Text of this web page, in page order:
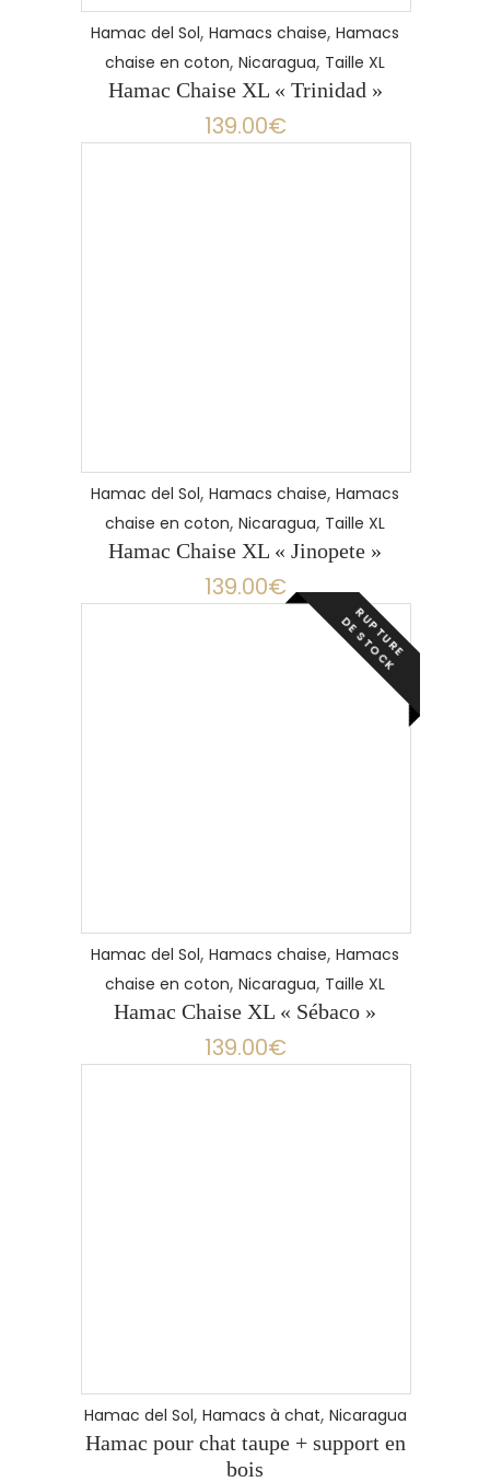
Hamac del Sol, Hamacs chaise, Hamacs
chaise en coton, Nicaragua, Taille XL
Hamac Chaise XL « Trinidad »
139.00€
Hamac del Sol, Hamacs chaise, Hamacs
chaise en coton, Nicaragua, Taille XL
Hamac Chaise XL « Jinopete »
139.00€
R
U
P
T
U
R
E
D
E
S
T
O
C
K
Hamac del Sol, Hamacs chaise, Hamacs
chaise en coton, Nicaragua, Taille XL
Hamac Chaise XL « Sébaco »
139.00€
Hamac del Sol, Hamacs à chat, Nicaragua
Hamac pour chat taupe + support en
bois